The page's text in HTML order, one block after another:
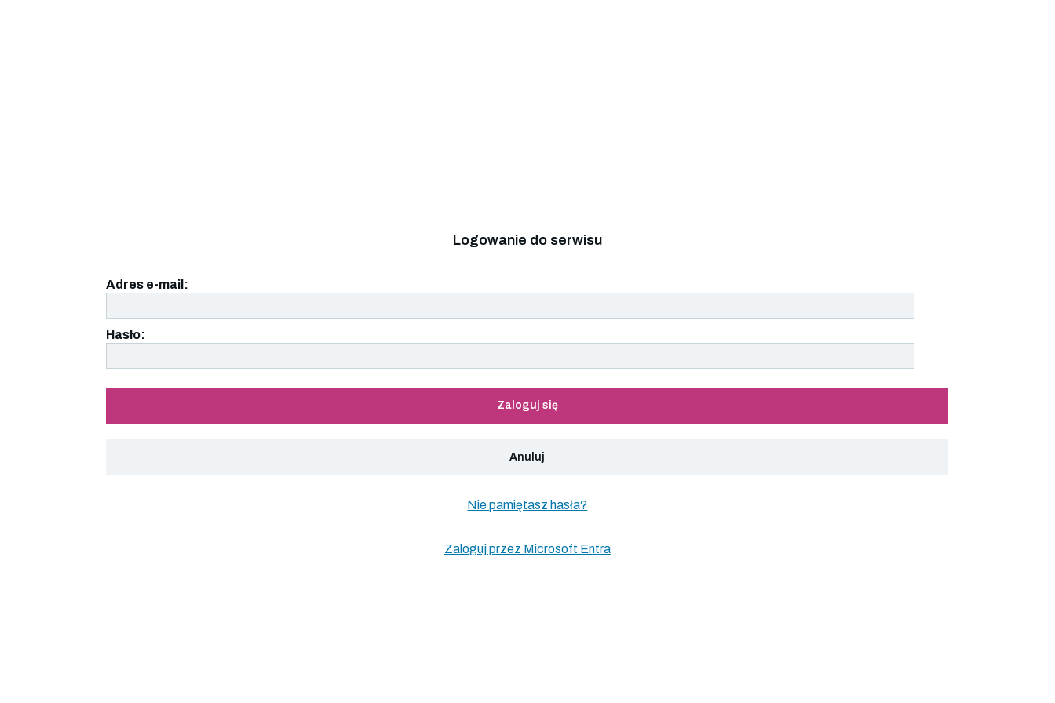
Logowanie do serwisu
Adres e-mail:
Hasło:
Zaloguj się
Anuluj
Nie pamiętasz hasła?
Zaloguj przez Microsoft Entra